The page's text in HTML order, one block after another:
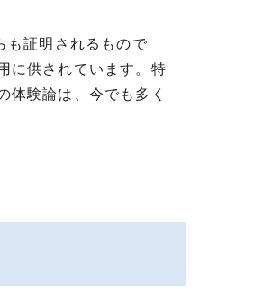
も証明されるもので
に供されています。特
体験論は、今でも多く